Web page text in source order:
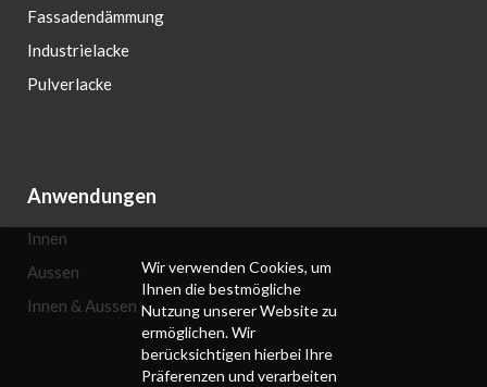
Fassadendämmung
Industrielacke
Pulverlacke
Anwendungen
Innen
Aussen
Innen & Aussen
Wir verwenden Cookies, um
Ihnen die bestmögliche
Nutzung unserer Website zu
ermöglichen. Wir
berücksichtigen hierbei Ihre
Präferenzen und verarbeiten